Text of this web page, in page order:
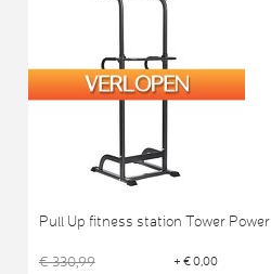
Pull Up fitness station Tower Power
€ 330,99 + € 0,00